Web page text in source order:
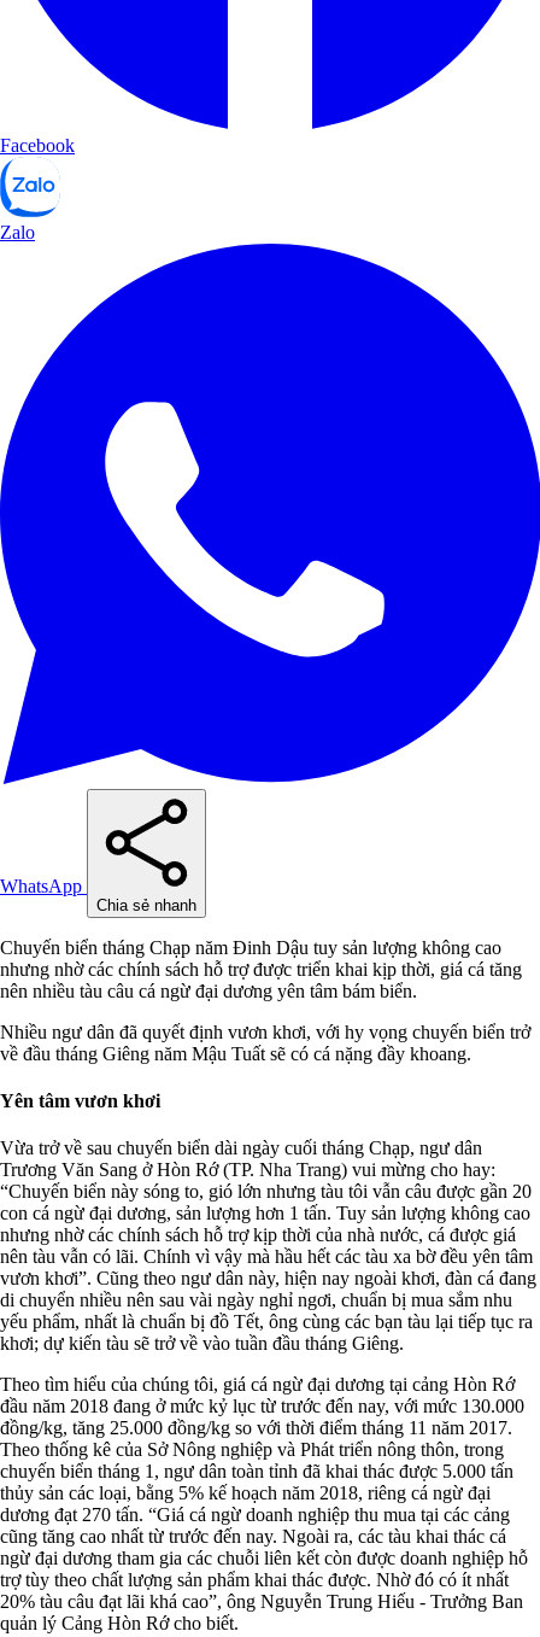
Facebook
Zalo
WhatsApp
Chia sẻ nhanh
Chuyến biển tháng Chạp năm Đinh Dậu tuy sản lượng không cao
nhưng nhờ các chính sách hỗ trợ được triển khai kịp thời, giá cá tăng
nên nhiều tàu câu cá ngừ đại dương yên tâm bám biển.
Nhiều ngư dân đã quyết định vươn khơi, với hy vọng chuyến biển trở
về đầu tháng Giêng năm Mậu Tuất sẽ có cá nặng đầy khoang.
Yên tâm vươn khơi
Vừa trở về sau chuyến biển dài ngày cuối tháng Chạp, ngư dân
Trương Văn Sang ở Hòn Rớ (TP. Nha Trang) vui mừng cho hay:
“Chuyến biển này sóng to, gió lớn nhưng tàu tôi vẫn câu được gần 20
con cá ngừ đại dương, sản lượng hơn 1 tấn. Tuy sản lượng không cao
nhưng nhờ các chính sách hỗ trợ kịp thời của nhà nước, cá được giá
nên tàu vẫn có lãi. Chính vì vậy mà hầu hết các tàu xa bờ đều yên tâm
vươn khơi”. Cũng theo ngư dân này, hiện nay ngoài khơi, đàn cá đang
di chuyển nhiều nên sau vài ngày nghỉ ngơi, chuẩn bị mua sắm nhu
yếu phẩm, nhất là chuẩn bị đồ Tết, ông cùng các bạn tàu lại tiếp tục ra
khơi; dự kiến tàu sẽ trở về vào tuần đầu tháng Giêng.
Theo tìm hiểu của chúng tôi, giá cá ngừ đại dương tại cảng Hòn Rớ
đầu năm 2018 đang ở mức kỷ lục từ trước đến nay, với mức 130.000
đồng/kg, tăng 25.000 đồng/kg so với thời điểm tháng 11 năm 2017.
Theo thống kê của Sở Nông nghiệp và Phát triển nông thôn, trong
chuyến biển tháng 1, ngư dân toàn tỉnh đã khai thác được 5.000 tấn
thủy sản các loại, bằng 5% kế hoạch năm 2018, riêng cá ngừ đại
dương đạt 270 tấn. “Giá cá ngừ doanh nghiệp thu mua tại các cảng
cũng tăng cao nhất từ trước đến nay. Ngoài ra, các tàu khai thác cá
ngừ đại dương tham gia các chuỗi liên kết còn được doanh nghiệp hỗ
trợ tùy theo chất lượng sản phẩm khai thác được. Nhờ đó có ít nhất
20% tàu câu đạt lãi khá cao”, ông Nguyễn Trung Hiếu - Trưởng Ban
quản lý Cảng Hòn Rớ cho biết.